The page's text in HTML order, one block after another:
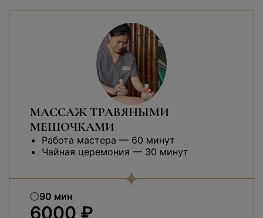
МАССАЖ ТРАВЯНЫМИ
МЕШОЧКАМИ
Работа мастера — 60 минут
Чайная церемония — 30 минут
90 мин
6000 ₽